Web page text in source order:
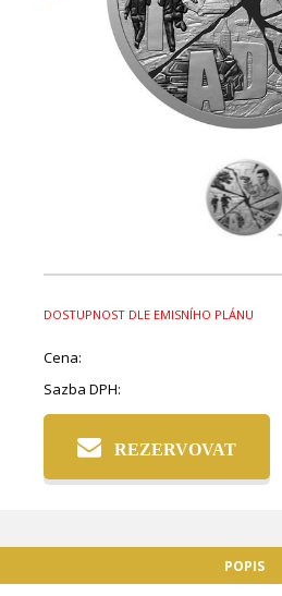
DOSTUPNOST DLE EMISNÍHO PLÁNU
Cena:
Sazba DPH:
REZERVOVAT
POPIS